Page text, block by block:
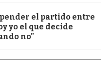
el partido entre
yo el que decide
no”